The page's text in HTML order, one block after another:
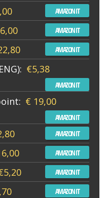
AMAZON IT
AMAZON IT
AMAZON IT
€5,38
AMAZON IT
€ 19,00
AMAZON IT
AMAZON IT
AMAZON IT
AMAZON IT
AMAZON IT